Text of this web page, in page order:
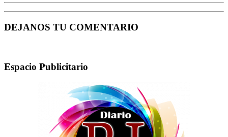
DEJANOS TU COMENTARIO
Espacio Publicitario